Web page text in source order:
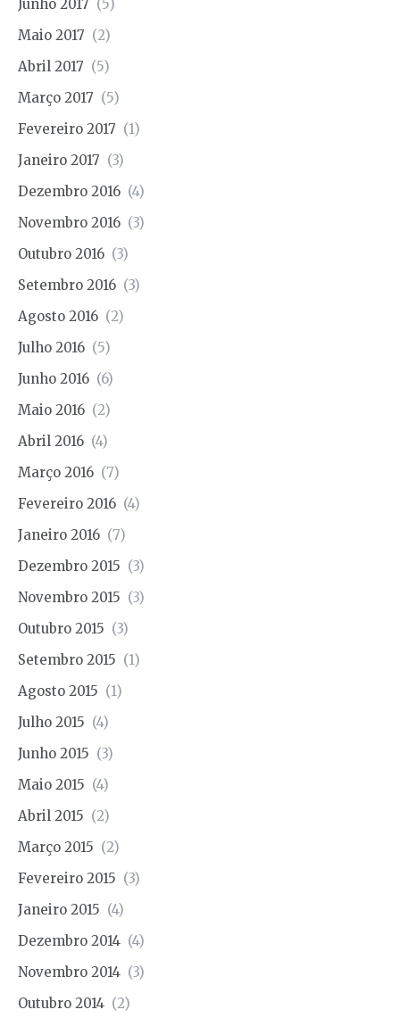
Junho 2017 (5)
Maio 2017 (2)
Abril 2017 (5)
Março 2017 (5)
Fevereiro 2017 (1)
Janeiro 2017 (3)
Dezembro 2016 (4)
Novembro 2016 (3)
Outubro 2016 (3)
Setembro 2016 (3)
Agosto 2016 (2)
Julho 2016 (5)
Junho 2016 (6)
Maio 2016 (2)
Abril 2016 (4)
Março 2016 (7)
Fevereiro 2016 (4)
Janeiro 2016 (7)
Dezembro 2015 (3)
Novembro 2015 (3)
Outubro 2015 (3)
Setembro 2015 (1)
Agosto 2015 (1)
Julho 2015 (4)
Junho 2015 (3)
Maio 2015 (4)
Abril 2015 (2)
Março 2015 (2)
Fevereiro 2015 (3)
Janeiro 2015 (4)
Dezembro 2014 (4)
Novembro 2014 (3)
Outubro 2014 (2)